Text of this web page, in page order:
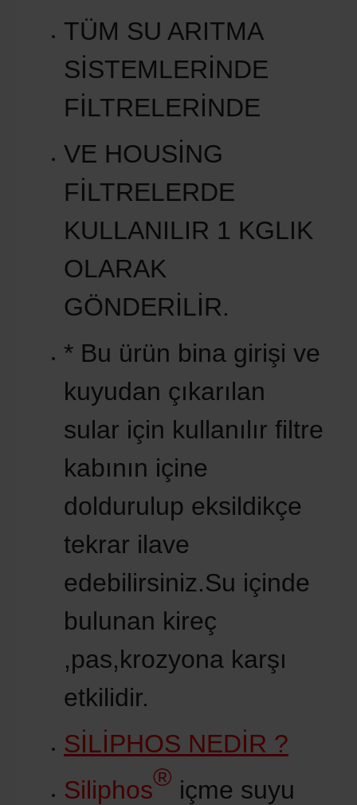
TÜM SU ARITMA
SİSTEMLERİNDE
FİLTRELERİNDE
VE HOUSİNG
FİLTRELERDE
KULLANILIR 1 KGLIK
OLARAK
GÖNDERİLİR.
* Bu ürün bina girişi ve
kuyudan çıkarılan
sular için kullanılır filtre
kabının içine
doldurulup eksildikçe
tekrar ilave
edebilirsiniz.Su içinde
bulunan kireç
,pas,krozyona karşı
etkilidir.
SİLİPHOS NEDİR ?
Siliphos® içme suyu